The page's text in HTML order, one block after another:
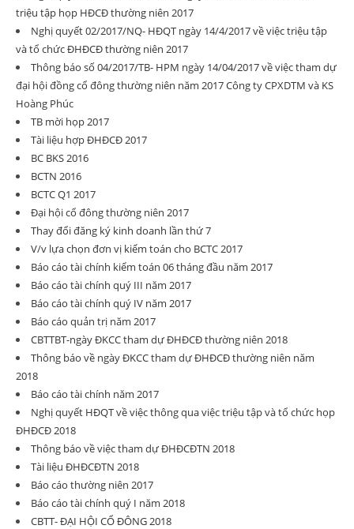
triệu tập họp HĐCĐ thường niên 2017
Nghị quyết 02/2017/NQ- HĐQT ngày 14/4/2017 về việc triệu tập
và tổ chức ĐHĐCĐ thường niên 2017
Thông báo số 04/2017/TB- HPM ngày 14/04/2017 về việc tham dự
đại hội đồng cổ đông thường niên năm 2017 Công ty CPXDTM và KS
Hoàng Phúc
TB mời họp 2017
Tài liệu hợp ĐHĐCĐ 2017
BC BKS 2016
BCTN 2016
BCTC Q1 2017
Đại hội cổ đông thường niên 2017
Thay đổi đăng ký kinh doanh lần thứ 7
V/v lựa chọn đơn vị kiểm toán cho BCTC 2017
Báo cáo tài chính kiểm toán 06 tháng đầu năm 2017
Báo cáo tài chính quý III năm 2017
Báo cáo tài chính quý IV năm 2017
Báo cáo quản trị năm 2017
CBTTBT-ngày ĐKCC tham dự ĐHĐCĐ thường niên 2018
Thông báo về ngày ĐKCC tham dự ĐHĐCĐ thường niên năm
2018
Báo cáo tài chính năm 2017
Nghị quyết HĐQT về việc thông qua việc triệu tập và tổ chức họp
ĐHĐCĐ 2018
Thông báo về việc tham dự ĐHĐCĐTN 2018
Tài liệu ĐHĐCĐTN 2018
Báo cáo thường niên 2017
Báo cáo tài chính quý I năm 2018
CBTT- ĐẠI HỘI CỔ ĐÔNG 2018